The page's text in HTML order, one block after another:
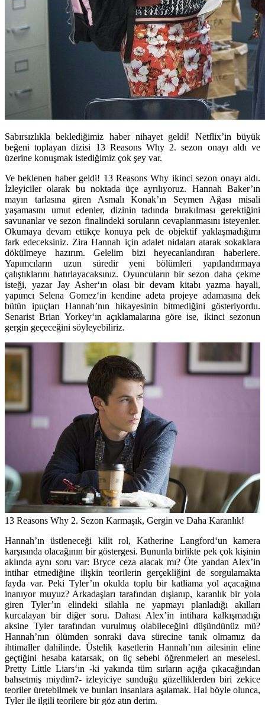
Sabırsızlıkla beklediğimiz haber nihayet geldi! Netflix’in büyük
beğeni toplayan dizisi 13 Reasons Why 2. sezon onayı aldı ve
üzerine konuşmak istediğimiz çok şey var.
Ve beklenen haber geldi! 13 Reasons Why ikinci sezon onayı aldı.
İzleyiciler olarak bu noktada üçe ayrılıyoruz. Hannah Baker’ın
mayın tarlasına giren Asmalı Konak’ın Seymen Ağası misali
yaşamasını umut edenler, dizinin tadında bırakılması gerektiğini
savunanlar ve sezon finalindeki soruların cevaplanmasını isteyenler.
Okumaya devam ettikçe konuya pek de objektif yaklaşmadığımı
fark edeceksiniz. Zira Hannah için adalet nidaları atarak sokaklara
dökülmeye hazırım. Gelelim bizi heyecanlandıran haberlere.
Yapımcıların uzun süredir yeni bölümleri yapılandırmaya
çalıştıklarını hatırlayacaksınız. Oyuncuların bir sezon daha çekme
isteği, yazar Jay Asher‘ın olası bir devam kitabı yazma hayali,
yapımcı Selena Gomez‘in kendine adeta projeye adamasına dek
bütün ipuçları Hannah’nın hikayesinin bitmediğini gösteriyordu.
SenaristBrian Yorkey‘ın açıklamalarına göre ise, ikinci sezonun
gergin geçeceğini söyleyebiliriz.
13 Reasons Why 2. Sezon Karmaşık, Gergin ve Daha Karanlık!
Hannah’ın üstleneceği kilit rol,Katherine Langford‘un kamera
karşısında olacağının bir göstergesi. Bununla birlikte pek çok kişinin
aklında aynı soru var: Bryce ceza alacak mı? Öte yandan Alex’in
intihar etmediğine ilişkin teorilerin gerçekliğini de sorgulamakta
fayda var. Peki Tyler’ın okulda toplu bir katliama yol açacağına
inanıyor muyuz? Arkadaşları tarafından dışlanıp, karanlık bir yola
giren Tyler’ın elindeki silahla ne yapmayı planladığı akılları
kurcalayan bir diğer soru. Dahası Alex’in intihara kalkışmadığı
aksine Tyler tarafından vurulmuş olabileceğini düşündünüz mü?
Hannah’nın ölümden sonraki dava sürecine tanık olmamız da
ihtimaller dahilinde. Üstelik kasetlerin Hannah’nın ailesinin eline
geçtiğini hesaba katarsak, on üç sebebi öğrenmeleri an meselesi.
Pretty Little Liars‘ın -ki yakında tüm sırların açığa çıkacağından
bahsetmiş miydim?- izleyiciye sunduğu güzelliklerden biri zekice
teoriler üretebilmek ve bunları insanlara aşılamak. Hal böyle olunca,
Tyler ile ilgili teorilere bir göz atın derim.